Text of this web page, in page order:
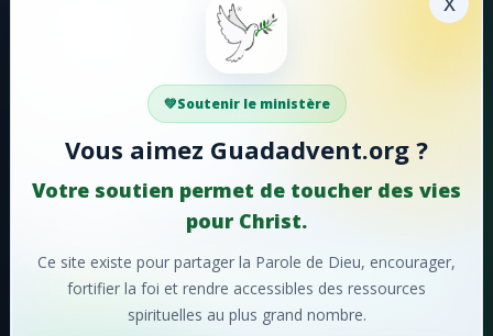
#49 - Entendez-vous
#50 - Chantons, chantons sans cesse
#51 - Hosanna!
#52 - Lorsque le ciel retentit
#53 - Faisons éclater notre joie
#55 - Ô merveilleuse histoire
Votre soutien aide Guadadvent.org à continuer sa
mission de foi, d'encouragement et d'édification.
❤️Faire un don maintenant
Soutenir le ministère
Vous aimez Guadadvent.org ?
Votre soutien permet de toucher des vies
pour Christ.
Ce site existe pour partager la Parole de Dieu, encourager,
fortifier la foi et rendre accessibles des ressources
spirituelles au plus grand nombre.